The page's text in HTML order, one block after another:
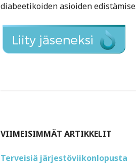
diabeetikoiden asioiden
VIIMEISIMMÄT ARTIKKELIT
Terveisiä järjestöviikonlopusta